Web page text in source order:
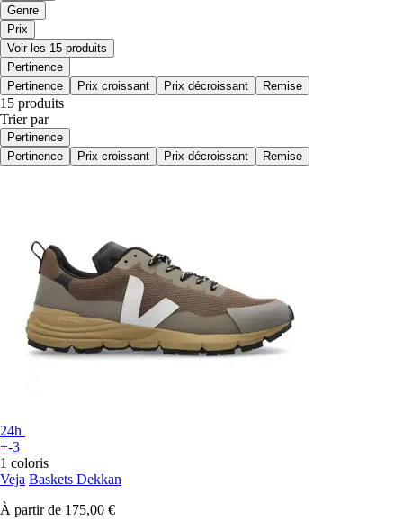
Genre
Prix
Voir les 15 produits
Pertinence
Pertinence
Prix croissant Prix décroissant Remise
15 produits
Trier par
Pertinence
Pertinence
Prix croissant Prix décroissant Remise
24h
+-3
1 coloris
Veja Baskets Dekkan
À partir de 175,00 €